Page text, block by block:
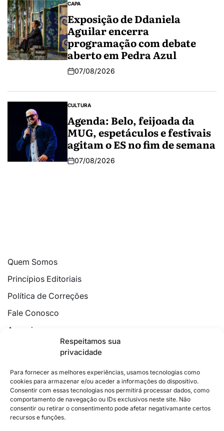
Respeitamos sua
privacidade
Para fornecer as melhores experiências, usamos tecnologias como
cookies para armazenar e/ou aceder a informações do dispositivo.
Consentir com essas tecnologias nos permitirá processar dados, como
comportamento de navegação ou IDs exclusivos neste site. Não
consentir ou retirar o consentimento pode afetar negativamante certos
recursos e funções.
CAPA
Exposição de Ddaniela
Aguilar encerra
programação com debate
aberto em Pedra Azul
07/08/2026
CULTURA
Agenda: Belo, feijoada da
MUG, espetáculos e festivais
agitam o ES no fim de semana
07/08/2026
Quem Somos
Princípios Editoriais
Política de Correções
Fale Conosco
Anuncie
Política de Cookies